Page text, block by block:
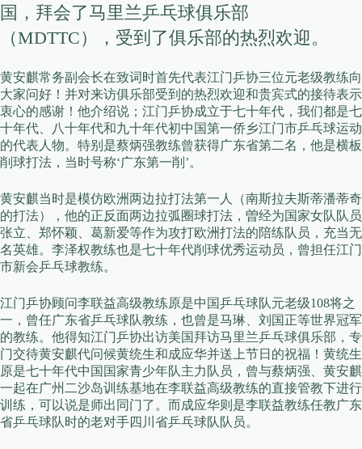
国，拜会了马里兰乒乓球俱乐部
（MDTTC），受到了俱乐部的热烈欢迎。
黄安麒常务副会长在致词时首先代表江门乒协三位元老级教练向
大家问好！并对来访俱乐部受到的热烈欢迎和贵宾式的接待表示
衷心的感谢！他介绍说；江门乒协成立于七十年代，我们都是七
十年代、八十年代和九十年代初中国第一侨乡江门市乒乓球运动
的代表人物。特别是蔡炳强教练曾获得广东省第二名，他是横板
削球打法，当时号称‘广东第一削’。
黄安麒当时是模仿欧洲两边拉打法第一人（南斯拉夫斯蒂潘蒂奇
的打法），他的正反面两边拉弧圈球打法，曽经为国家女队队员
张立、郑怀颖、葛新爱等作为攻打欧洲打法的陪练队员，充当无
名英雄。李泽权教练也是七十年代削球优秀运动员，曾担任江门
市新会乒乓球教练。
江门乒协顾问李联益高级教练原是中国乒乓球队元老级108将之
一，曾任广东省乒乓球队教练，也曾是马琳、刘国正等世界冠军
的教练。他得知江门乒协出访美国拜访马里兰乒乓球俱乐部，专
门交待黄安麒代问候黄统生和成应华并送上节日的祝福！黄统生
原是七十年代中国国家青少年队主力队员，曾与蔡炳强、黄安麒
一起在广州二沙岛训练基地在李联益高级教练的直接管教下进行
训练，可以说是师出同门了。而成应华则是李联益教练任教广东
省乒乓球队时的老对手四川省乒乓球队队员。